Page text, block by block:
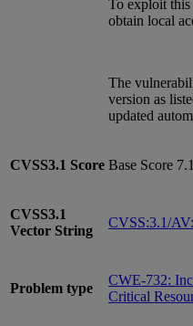
To exploit this
obtain local
The
version as
updated
CVSS3.1 Score Base Score
CVSS3.1
Vector String
CVSS:3.1/
Problem type
CWE-732:
Critical